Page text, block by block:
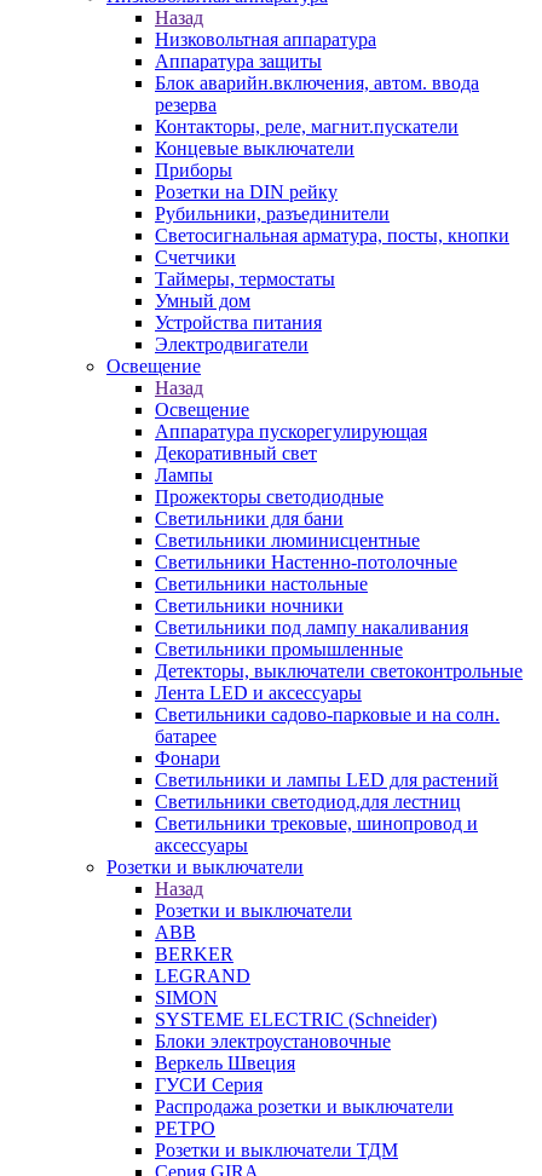
Назад
Низковольтная аппаратура
Аппаратура защиты
Блок аварийн.включения, автом. ввода
резерва
Контакторы, реле, магнит.пускатели
Концевые выключатели
Приборы
Розетки на DIN рейку
Рубильники, разъединители
Светосигнальная арматура, посты, кнопки
Счетчики
Таймеры, термостаты
Умный дом
Устройства питания
Электродвигатели
Освещение
Назад
Освещение
Аппаратура пускорегулирующая
Декоративный свет
Лампы
Прожекторы светодиодные
Светильники для бани
Светильники люминисцентные
Светильники Настенно-потолочные
Светильники настольные
Светильники ночники
Светильники под лампу накаливания
Светильники промышленные
Детекторы, выключатели светоконтрольные
Лента LED и аксессуары
Светильники садово-парковые и на солн.
батарее
Фонари
Светильники и лампы LED для растений
Светильники светодиод.для лестниц
Светильники трековые, шинопровод и
аксессуары
Розетки и выключатели
Назад
Розетки и выключатели
ABB
BERKER
LEGRAND
SIMON
SYSTEME ELECTRIC (Schneider)
Блоки электроустановочные
Веркель Швеция
ГУСИ Серия
Распродажа розетки и выключатели
РЕТРО
Розетки и выключатели ТДМ